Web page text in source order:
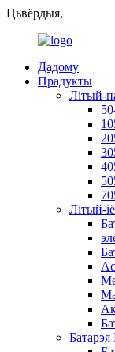
Цьвёрдыя,
Дадому
Прадукты
Літый-
Літый-